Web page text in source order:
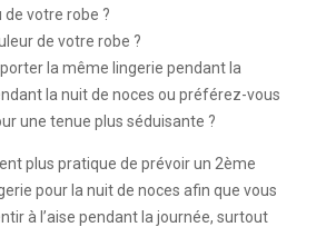
de votre robe ?
de votre robe ?
la même lingerie pendant la
la nuit de noces ou préférez-vous
une tenue plus séduisante ?
plus pratique de prévoir un 2ème
pour la nuit de noces afin que vous
à l’aise pendant la journée, surtout